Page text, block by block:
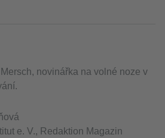
novinářka na volné noze v
e. V., Redaktion Magazin